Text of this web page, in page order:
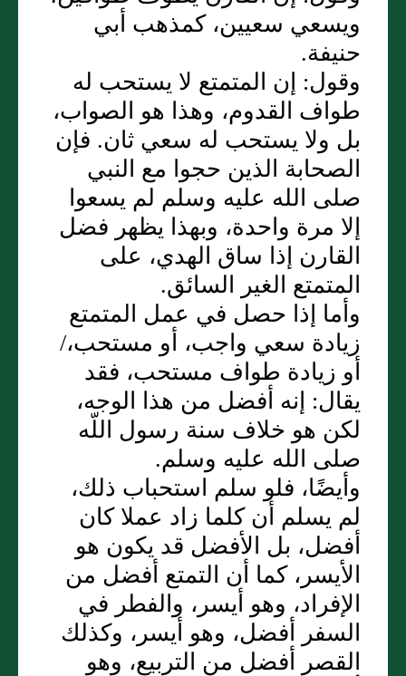
ويسعي سعيين، كمذهب أبي
حنيفة‏.‏
وقول‏:‏ إن المتمتع لا يستحب له
طواف القدوم، وهذا هو الصواب،
بل ولا يستحب له سعي ثان‏.‏ فإن
الصحابة الذين حجوا مع النبي
صلى الله عليه وسلم لم يسعوا
إلا مرة واحدة، وبهذا يظهر فضل
القارن إذا ساق الهدي، على
المتمتع الغير السائق‏.‏
وأما إذا حصل في عمل المتمتع
زيادة سعي واجب، أو مستحب،/
أو زيادة طواف مستحب، فقد
يقال‏:‏ إنه أفضل من هذا الوجه،
لكن هو خلاف سنة رسول اللّه
صلى الله عليه وسلم‏.‏
وأيضًا، فلو سلم استحباب ذلك،
لم يسلم أن كلما زاد عملا كان
أفضل، بل الأفضل قد يكون هو
الأيسر، كما أن التمتع أفضل من
الإفراد، وهو أيسر، والفطر في
السفر أفضل، وهو أيسر، وكذلك
القصر أفضل من التربيع، وهو